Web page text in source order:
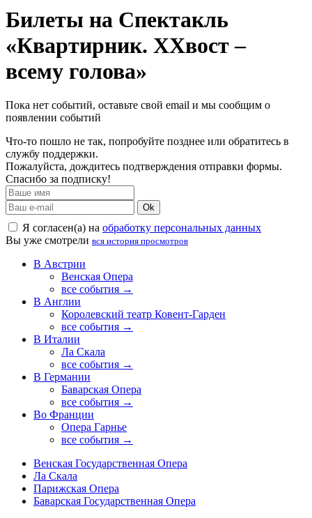
Билеты на Спектакль
«Квартирник. ХХвост –
всему голова»
Пока нет событий, оставьте свой email и мы сообщим о
появлении событий
Что-то пошло не так, попробуйте позднее или обратитесь в
службу поддержки.
Пожалуйста, дождитесь подтверждения отправки формы.
Спасибо за подписку!
Ok
Я согласен(а) на обработку персональных данных
Вы уже смотрели вся история просмотров
В Австрии
Венская Опера
все события →
В Англии
Королевский театр Ковент-Гарден
все события →
В Италии
Ла Скала
все события →
В Германии
Баварская Опера
все события →
Во Франции
Опера Гарнье
все события →
Венская Государственная Опера
Ла Скала
Парижская Опера
Баварская Государственная Опера